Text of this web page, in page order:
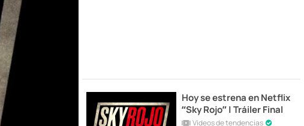
Hoy se estrena en Netflix
“Sky Rojo” | Tráiler Final
Vídeos de tendencias